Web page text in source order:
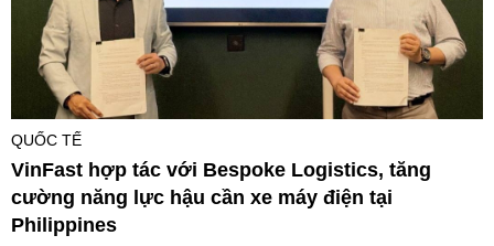
QUỐC TẾ
VinFast hợp tác với Bespoke Logistics, tăng
cường năng lực hậu cần xe máy điện tại
Philippines